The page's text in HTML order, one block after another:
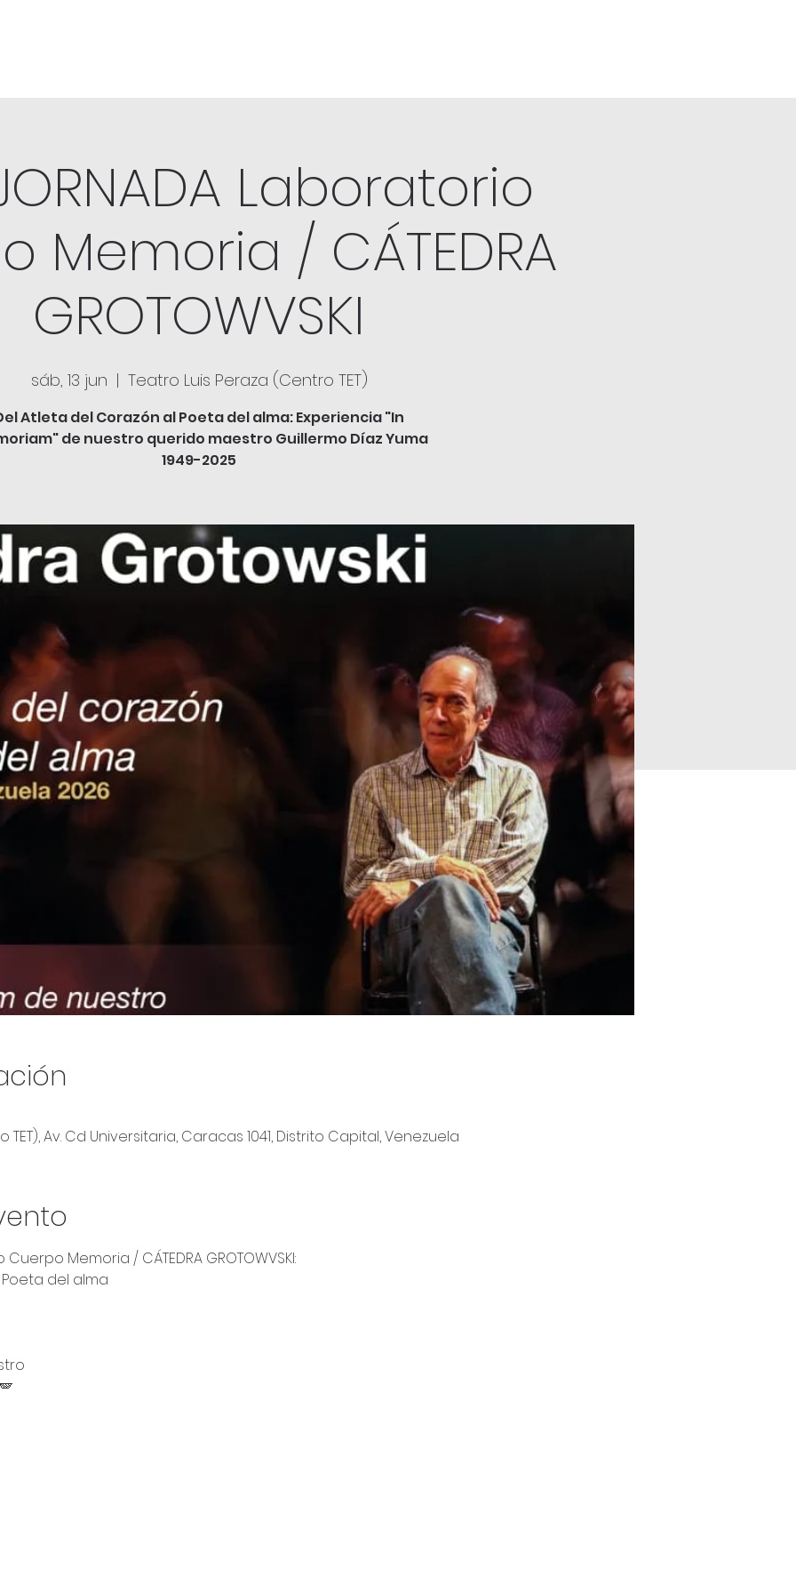
Laboratorio
Memoria / CÁTEDRA
GROTOWVSKI
sáb, 13 jun
  |
Teatro Luis Peraza (Centro TET)
Atleta del Corazón al Poeta del alma: Experiencia "In
de nuestro querido maestro Guillermo Díaz Yuma
1949-2025
Av. Cd Universitaria, Caracas 1041, Distrito Capital, Venezuela
Memoria / CÁTEDRA GROTOWVSKI:
del alma